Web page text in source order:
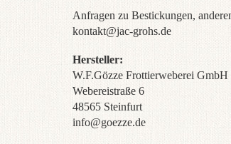
Anfragen zu Bestickungen,
kontakt@jac-grohs.de
Hersteller:
W.F.Gözze Frottierweberei GmbH
Webereistraße 6
48565 Steinfurt
info@goezze.de